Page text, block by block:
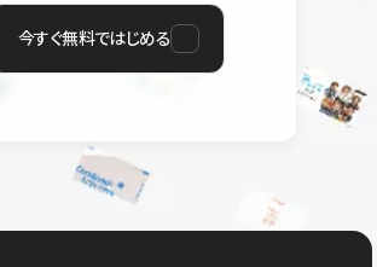
今すぐ無料ではじめる